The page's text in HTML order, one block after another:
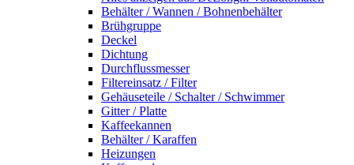
Behälter / Wannen / Bohnenbehälter
Brühgruppe
Deckel
Dichtung
Durchflussmesser
Filtereinsatz / Filter
Gehäuseteile / Schalter / Schwimmer
Gitter / Platte
Kaffeekannen
Behälter / Karaffen
Heizungen